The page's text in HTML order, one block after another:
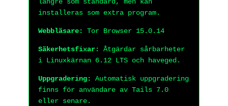
installeras som extra program.
Webbläsare: Tor Browser 15.0.14
Säkerhetsfixar:
Åtgärdar sårbarheter
i Linuxkärnan 6.12 LTS och haveged.
Uppgradering:
Automatisk uppgradering
finns för användare av Tails 7.0
eller senare.